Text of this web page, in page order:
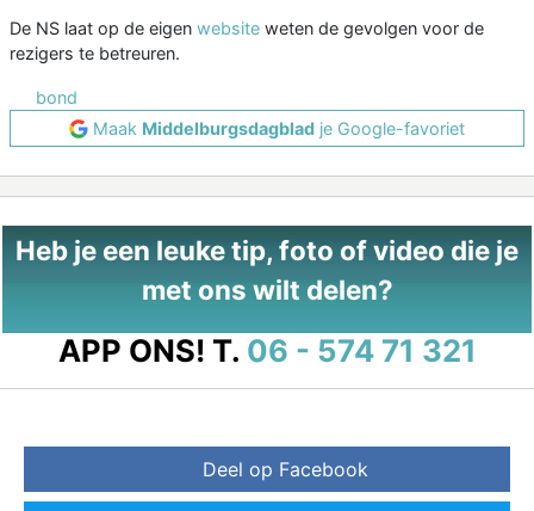
De NS laat op de eigen website weten de gevolgen voor de
rezigers te betreuren.
bond
Maak Middelburgsdagblad je Google-favoriet
Heb je een leuke tip, foto of video die je
met ons wilt delen?
APP ONS! T. 06 - 574 71 321
Deel op Facebook